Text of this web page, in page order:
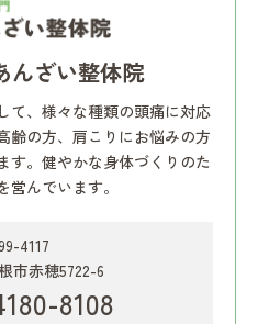
ざい整体院
て、様々な種類の頭痛に対応
齢の方、肩こりにお悩みの方
す。健やかな身体づくりのた
んでいます。
4117
市赤穂5722-6
8108